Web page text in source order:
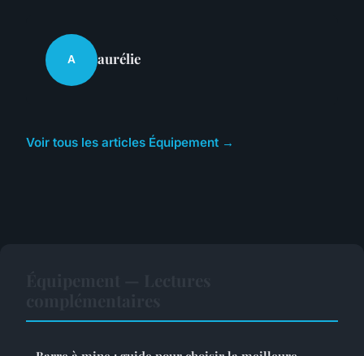
A aurélie
Voir tous les articles Équipement →